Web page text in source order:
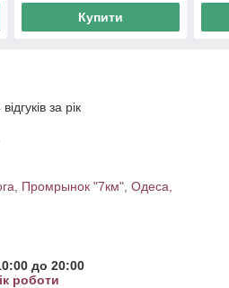
Купити
за рік
Промрынок "7км", Одеса,
до 20:00
роботи